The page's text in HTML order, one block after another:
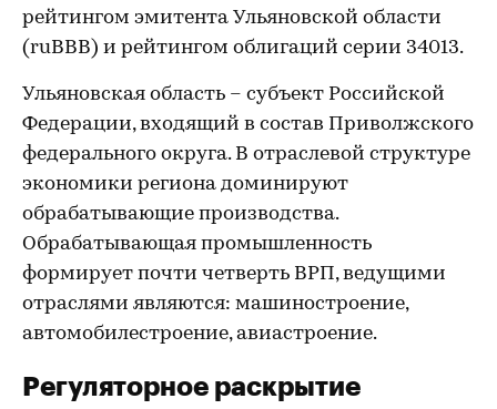
рейтингом эмитента Ульяновской области
(ruBBB) и рейтингом облигаций серии 34013.
Ульяновская область – субъект Российской
Федерации, входящий в состав Приволжского
федерального округа. В отраслевой структуре
экономики региона доминируют
обрабатывающие производства.
Обрабатывающая промышленность
формирует почти четверть ВРП, ведущими
отраслями являются: машиностроение,
автомобилестроение, авиастроение.
Регуляторное раскрытие